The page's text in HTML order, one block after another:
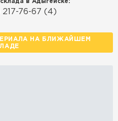
в Адыгейске:
217-76-67 (4)
НА БЛИЖАЙШЕМ